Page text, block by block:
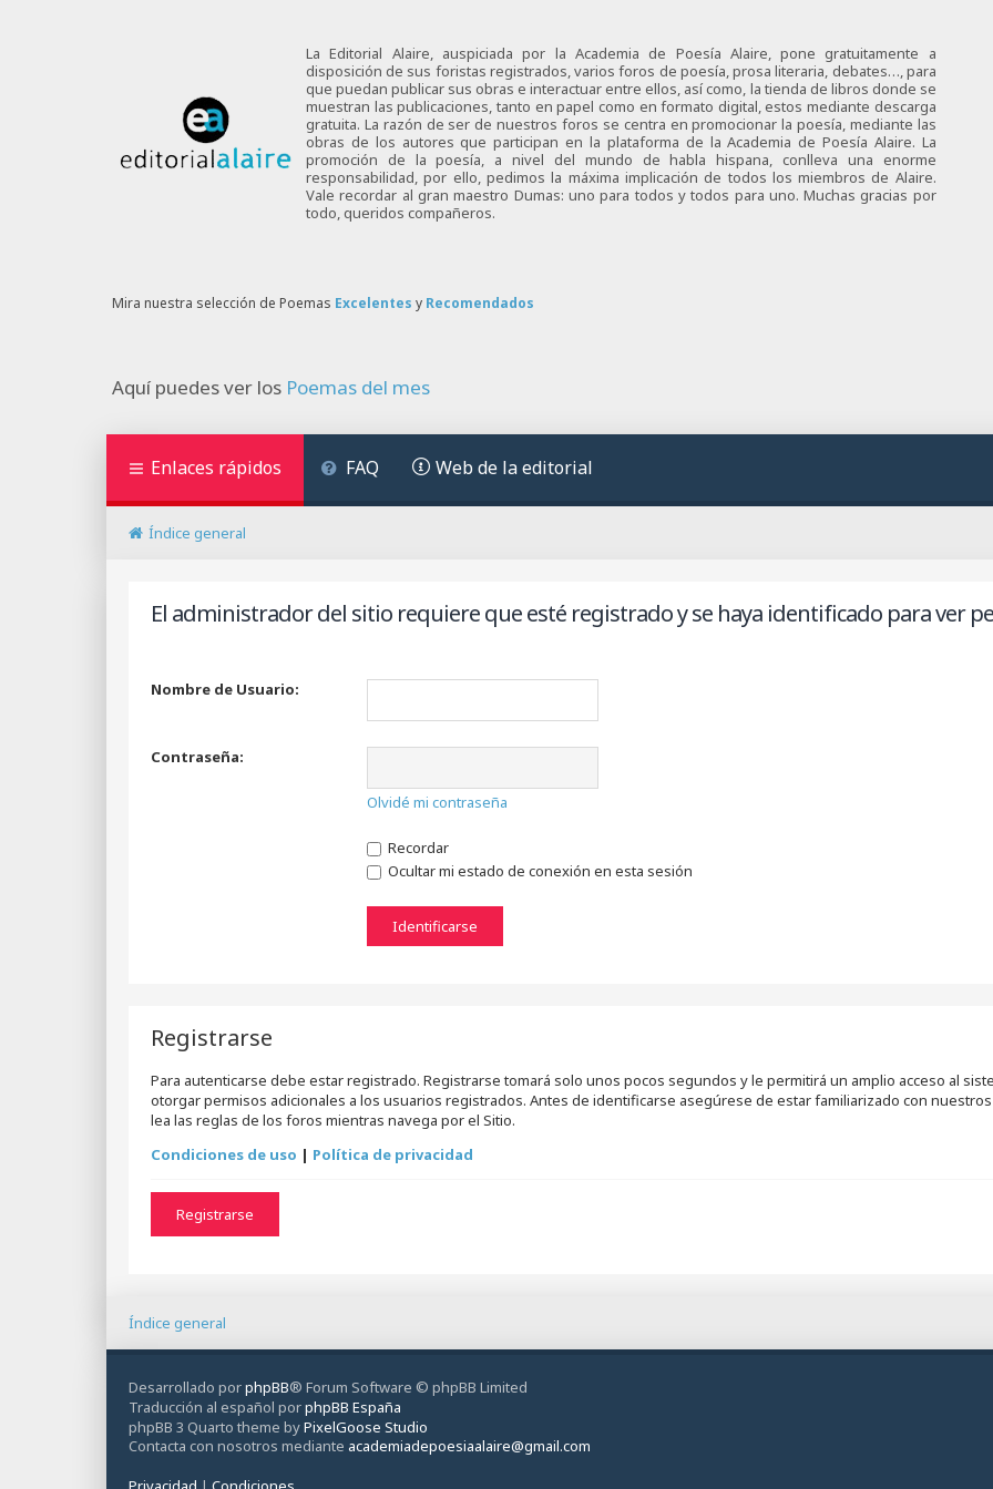
La Editorial Alaire, auspiciada por la Academia de Poesía Alaire, pone gratuitamente a
disposición de sus foristas registrados, varios foros de poesía, prosa literaria, debates…, para
que puedan publicar sus obras e interactuar entre ellos, así como, la tienda de libros donde se
muestran las publicaciones, tanto en papel como en formato digital, estos mediante descarga
gratuita. La razón de ser de nuestros foros se centra en promocionar la poesía, mediante las
obras de los autores que participan en la plataforma de la Academia de Poesía Alaire. La
promoción de la poesía, a nivel del mundo de habla hispana, conlleva una enorme
responsabilidad, por ello, pedimos la máxima implicación de todos los miembros de Alaire.
Vale recordar al gran maestro Dumas: uno para todos y todos para uno. Muchas gracias por
todo, queridos compañeros.
Mira nuestra selección de Poemas Excelentes y Recomendados
Aquí puedes ver los Poemas del mes
Enlaces rápidos FAQ Web de la editorial
Índice general
El administrador del sitio requiere que esté registrado y se haya identificado para ver
Nombre de Usuario:
Contraseña:
Olvidé mi contraseña
Recordar
Ocultar mi estado de conexión en esta sesión
Registrarse
Para autenticarse debe estar registrado. Registrarse tomará solo unos pocos segundos y le permitirá un amplio acceso al
otorgar permisos adicionales a los usuarios registrados. Antes de identificarse asegúrese de estar familiarizado con
lea las reglas de los foros mientras navega por el Sitio.
Condiciones de uso | Política de privacidad
Registrarse
Índice general
Desarrollado porphpBB® Forum Software © phpBB Limited
Traducción al español porphpBB España
phpBB 3 Quarto theme byPixelGoose Studio
Contacta con nosotros mediante academiadepoesiaalaire@gmail.com